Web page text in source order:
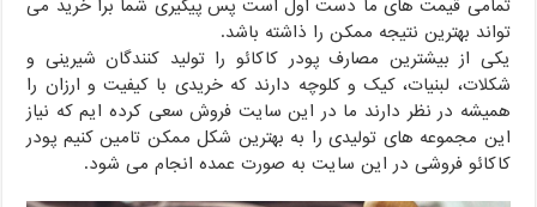
تمامی قیمت های ما دست اول است پس پیگیری شما برا خرید می
تواند بهترین نتیجه ممکن را ذاشته باشد.
یکی از بیشترین مصارف پودر کاکائو را تولید کنندگان شیرینی و
شکلات، لبنیات، کیک و کلوچه دارند که خریدی با کیفیت و ارزان را
همیشه در نظر دارند ما در این سایت فروش سعی کرده ایم که نیاز
این مجموعه های تولیدی را به بهترین شکل ممکن تامین کنیم پودر
کاکائو فروشی در این سایت به صورت عمده انجام می شود.